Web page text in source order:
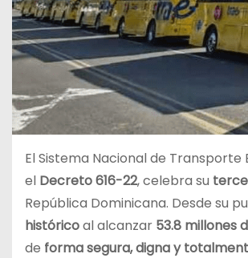
El Sistema Nacional de Transporte
el Decreto 616-22, celebra su
República Dominicana. Desde su
históricoal alcanzar 53.8 millones
de forma segura, digna y